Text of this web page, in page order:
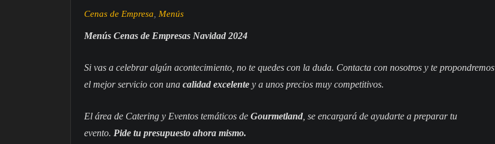
Cenas de Empresa Menús
Menús Cenas de Empresas Navidad 2024
Si vas a celebrar algún acontecimiento, no te quedes con la duda. Contacta con nosotros y te propondremos
el mejor servicio con una calidad excelente y a unos precios muy competitivos.
El área de Catering y Eventos temáticos de Gourmetland , se encargará de ayudarte a preparar tu
evento. Pide tu presupuesto ahora mismo.